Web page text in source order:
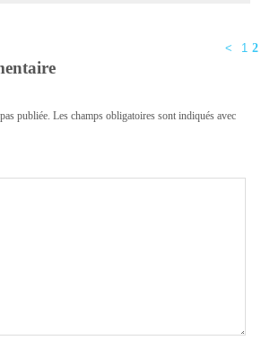
< 1 2
publiée. Les champs obligatoires sont indiqués avec